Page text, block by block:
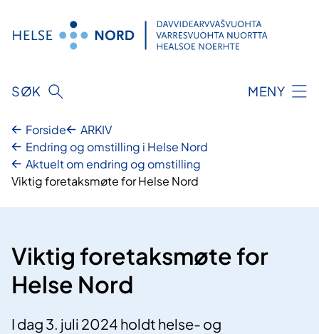
innhold
SØK MENY
Forside
ARKIV
Endring og omstilling i Helse Nord
Aktuelt om endring og omstilling
Viktig foretaksmøte for Helse Nord
Viktig foretaksmøte for
Helse Nord
I dag 3. juli 2024 holdt helse- og